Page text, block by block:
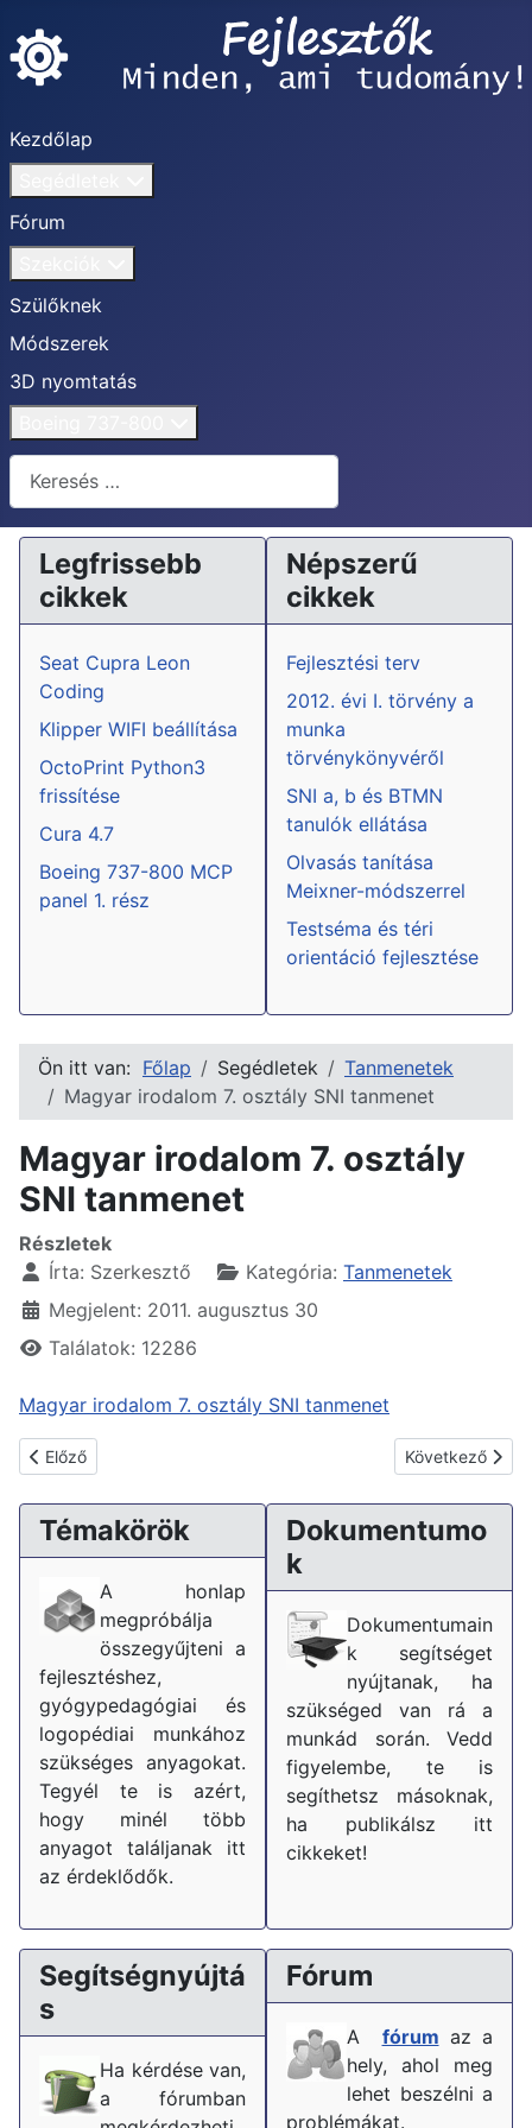
Kezdőlap
Fórum
Szülőknek
Módszerek
3D nyomtatás
Keresés...
Legfrissebb
cikkek
Seat Cupra Leon
Coding
Klipper WIFI beállítása
OctoPrint Python3
frissítése
Cura 4.7
Boeing 737-800 MCP
panel 1. rész
Népszerű
cikkek
Fejlesztési terv
2012. évi I. törvény a
munka
törvénykönyvéről
SNI a, b és BTMN
tanulók ellátása
Olvasás tanítása
Meixner-módszerrel
Testséma és téri
orientáció fejlesztése
Ön itt van: Főlap Segédletek
Tanmenetek
Magyar irodalom 7. osztály SNI tanmenet
Magyar irodalom 7. osztály
SNI tanmenet
Részletek
Írta: Szerkesztő Kategória: Tanmenetek
Megjelent: 2011. augusztus 30
Találatok: 12286
Magyar irodalom 7. osztály SNI tanmenet
Előző cikk: Földrajz tanmenet 7. osztály
Előző Következő
Következő
Témakörök
A honlap
megpróbálja
összegyűjteni a
fejlesztéshez,
gyógypedagógiai és
logopédiai munkához
szükséges anyagokat.
Tegyél te is azért,
hogy minél több
anyagot találjanak itt
az érdeklődők.
Dokumentumo
k
Dokumentumain
k segítséget
nyújtanak, ha
szükséged van rá a
munkád során. Vedd
figyelembe, te is
segíthetsz másoknak,
ha publikálsz itt
cikkeket!
Segítségnyújtá
s
Ha kérdése van,
a fórumban
Fórum
A fórum az a
hely, ahol meg
lehet beszélni a
problémákat.